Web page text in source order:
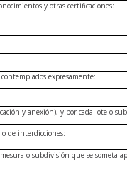
y otras certificaciones:
expresamente:
y anexión), y por cada lote o
de interdicciones:
o subdivisión que se someta